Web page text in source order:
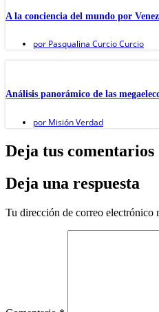
A la conciencia del mundo por
por Pasqualina Curcio Curcio
Análisis panorámico de las
por Misión Verdad
Deja tus comentarios
Deja una respuesta
Tu dirección de correo electrónico